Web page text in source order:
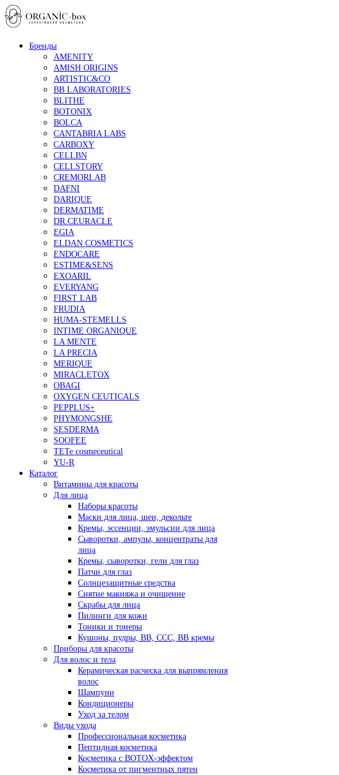
Бренды
AMENITY
AMISH ORIGINS
ARTISTIC&CO
BB LABORATORIES
BLITHE
BOTONIX
BOLCA
CANTABRIA LABS
CARBOXY
CELLBN
CELLSTORY
CREMORLAB
DAFNI
DARIQUE
DERMATIME
DR.CEURACLE
EGIA
ELDAN COSMETICS
ENDOCARE
ESTIME&SENS
EXOARIL
EVERYANG
FIRST LAB
FRUDIA
HUMA-STEMELLS
INTIME ORGANIQUE
LA MENTE
LA PRECIA
MERIQUE
MIRACLETOX
OBAGI
OXYGEN CEUTICALS
PEPPLUS+
PHYMONGSHE
SESDERMA
SOOFEE
TETe cosmeceutical
YU-R
Каталог
Витамины для красоты
Для лица
Наборы красоты
Маски для лица, шеи, декольте
Кремы, эссенции, эмульсии для лица
Сыворотки, ампулы, концентраты для
лица
Кремы, сыворотки, гели для глаз
Патчи для глаз
Солнцезащитные средства
Снятие макияжа и очищение
Скрабы для лица
Пилинги для кожи
Тоники и тонеры
Кушоны, пудры, ВВ, ССС, ВВ кремы
Приборы для красоты
Для волос и тела
Керамическая расческа для выпрямления
волос
Шампуни
Кондиционеры
Уход за телом
Виды ухода
Профессиональная косметика
Пептидная косметика
Косметика с BOTOX-эффектом
Косметика от пигментных пятен